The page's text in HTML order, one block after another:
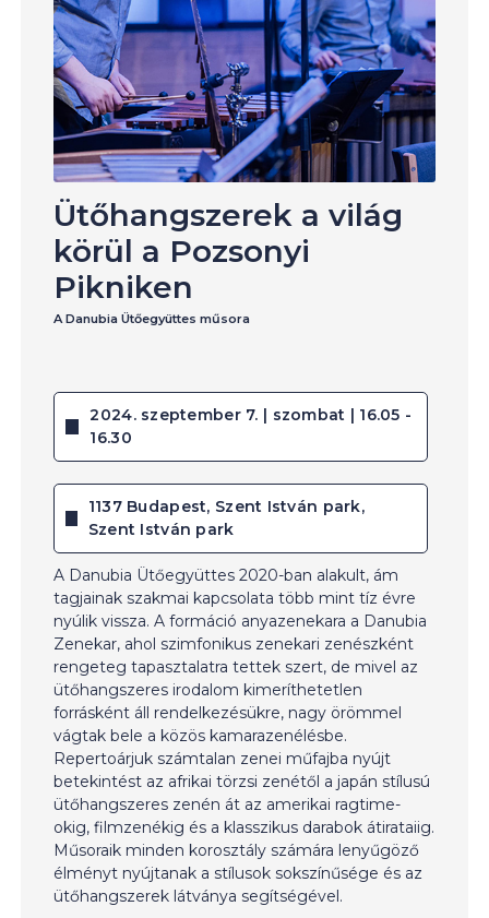
Ütőhangszerek a világ
körül a Pozsonyi
Pikniken
A Danubia Ütőegyüttes műsora
2024. szeptember 7. | szombat | 16.05 -
16.30
1137 Budapest, Szent István park,
Szent István park
A Danubia Ütőegyüttes 2020-ban alakult, ám
tagjainak szakmai kapcsolata több mint tíz évre
nyúlik vissza. A formáció anyazenekara a Danubia
Zenekar, ahol szimfonikus zenekari zenészként
rengeteg tapasztalatra tettek szert, de mivel az
ütőhangszeres irodalom kimeríthetetlen
forrásként áll rendelkezésükre, nagy örömmel
vágtak bele a közös kamarazenélésbe.
Repertoárjuk számtalan zenei műfajba nyújt
betekintést az afrikai törzsi zenétől a japán stílusú
ütőhangszeres zenén át az amerikai ragtime-
okig, filmzenékig és a klasszikus darabok átirataiig.
Műsoraik minden korosztály számára lenyűgöző
élményt nyújtanak a stílusok sokszínűsége és az
ütőhangszerek látványa segítségével.